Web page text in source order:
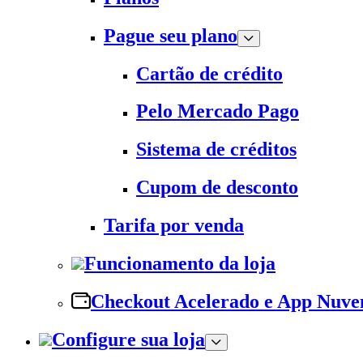
Pague seu plano
Cartão de crédito
Pelo Mercado Pago
Sistema de créditos
Cupom de desconto
Tarifa por venda
Funcionamento da loja
Checkout Acelerado e App
Configure sua loja